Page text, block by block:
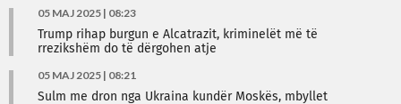
05 MAJ 2025 | 08:23
Trump rihap burgun e Alcatrazit, kriminelët më të
rrezikshëm do të dërgohen atje
05 MAJ 2025 | 08:21
Sulm me dron nga Ukraina kundër Moskës, mbyllet